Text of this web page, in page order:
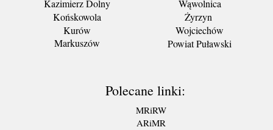
Kazimierz Dolny
Końskowola
Kurów
Markuszów
Wąwolnica
Żyrzyn
Wojciechów
Powiat Puławski
Polecane linki:
MRiRW
ARiMR